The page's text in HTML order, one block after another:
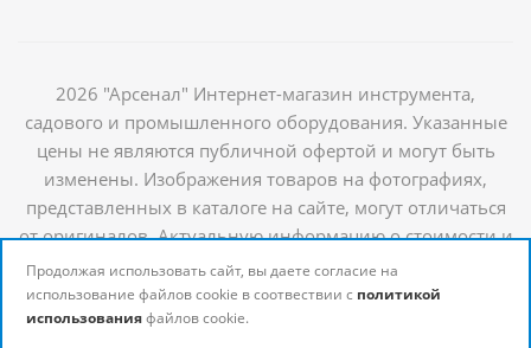
2026 "Арсенал" Интернет-магазин инструмента,
садового и промышленного оборудования. Указанные
цены не являются публичной офертой и могут быть
изменены. Изображения товаров на фотографиях,
представленных в каталоге на сайте, могут отличаться
от оригиналов. Актуальную информацию о стоимости и
наличии товаров можно получить у наших
менеджеров
Продолжая использовать сайт, вы даете согласие на
использование файлов cookie в соотвествии с политикой
использованияфайлов cookie.